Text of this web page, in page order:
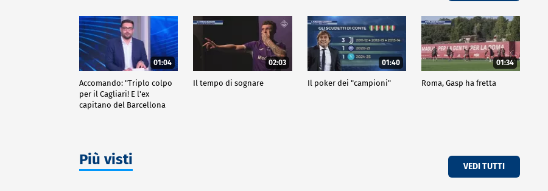
01:04
Accomando: "Triplo colpo
per il Cagliari! E l'ex
capitano del Barcellona
02:03
Il tempo di sognare
01:40
Il poker dei "campioni"
01:34
Roma, Gasp ha fretta
Più visti VEDI TUTTI